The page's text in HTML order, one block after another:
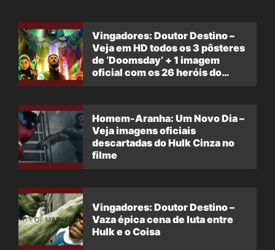
Vingadores: Doutor Destino –
Veja em HD todos os 3 pôsteres
de ‘Doomsday’ + 1 imagem
oficial com os 26 heróis do
Homem-Aranha: Um Novo Dia –
Veja imagens oficiais
descartadas do Hulk Cinza no
filme
Vingadores: Doutor Destino –
Vaza épica cena de luta entre
Hulk e o Coisa